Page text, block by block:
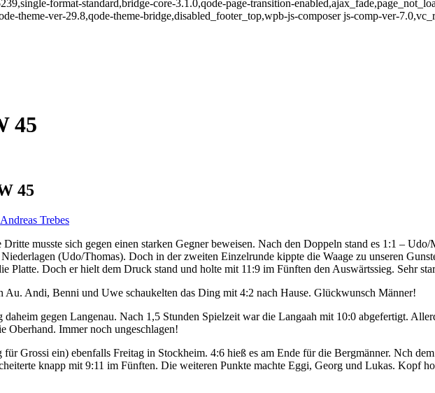
format-standard,bridge-core-3.1.0,qode-page-transition-
theme-ver-29.8,qode-theme-bridge,disabled_footer_top,wpb-js-composer js-comp-ver-
45
45
Andreas Trebes
musste sich gegen einen starken Gegner beweisen. Nach den Doppeln stand es 1:1 –
(Udo/Thomas). Doch in der zweiten Einzelrunde kippte die Waage zu unseren
Platte. Doch er hielt dem Druck stand und holte mit 11:9 im Fünften den Auswärtssieg. Sehr
Au. Andi, Benni und Uwe schaukelten das Ding mit 4:2 nach Hause. Glückwunsch Männer!
daheim gegen Langenau. Nach 1,5 Stunden Spielzeit war die Langaah mit 10:0 abgefertigt.
Oberhand. Immer noch ungeschlagen!
Grossi ein) ebenfalls Freitag in Stockheim. 4:6 hieß es am Ende für die Bergmänner. Nch
knapp mit 9:11 im Fünften. Die weiteren Punkte machte Eggi, Georg und Lukas. Kopf